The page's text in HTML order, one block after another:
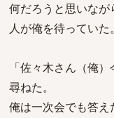
何だろうと思いな
人が俺を待っていた。
「佐々木さん（俺
尋ねた。
俺は一次会でも答